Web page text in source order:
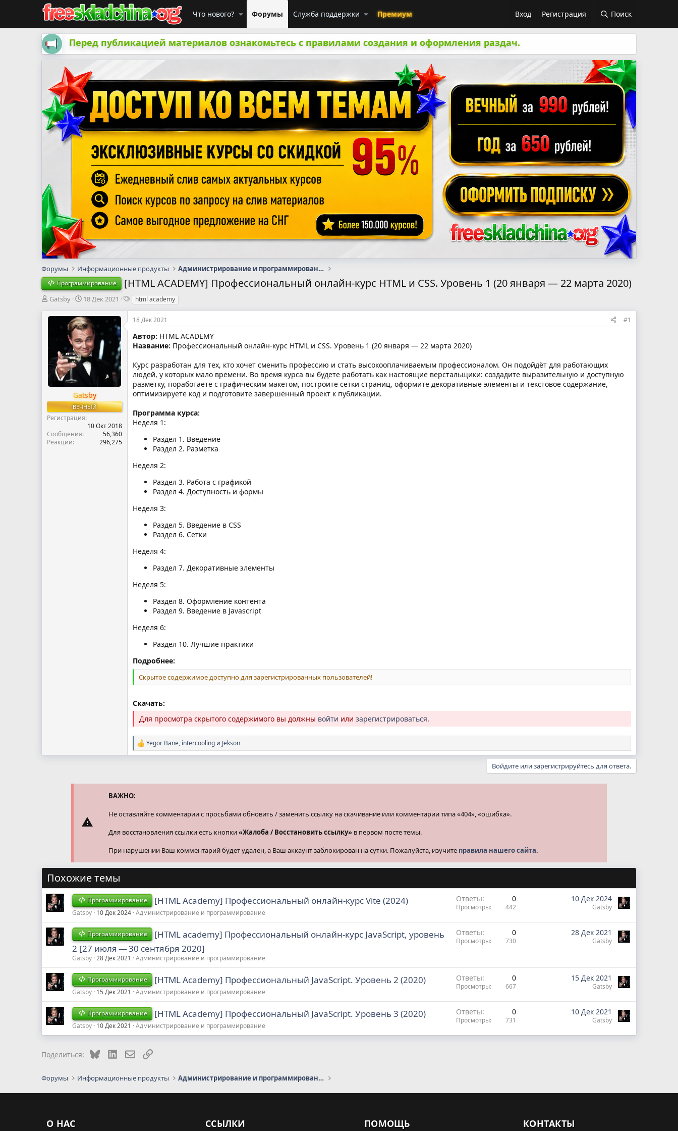
Что нового? Форумы Служба поддержки Премиум Вход Регистрация Поиск
Перед публикацией материалов ознакомьтесь с правилами создания и оформления раздач.
Форумы Информационные продукты Администрирование и программирование
Программирование [HTML ACADEMY] Профессиональный онлайн‑курс HTML и CSS. Уровень 1 (20 января — 22 марта 2020)
А
т
м
Gatsby
Д
т
а
н
а
ч
а
л
18 Дек 2021
Т
г
и
html academy
Gatsby
ВЕЧНЫЙ
Регистрация
10 Окт 2018
Сообщения
56,360
Реакции
296,275
18 Дек 2021 #1
Автор: HTML ACADEMY
Название: Профессиональный онлайн‑курс HTML и CSS. Уровень 1 (20 января — 22 марта 2020)
Курс разработан для тех, кто хочет сменить профессию и стать высокооплачиваемым профессионалом. Он подойдёт для работающих
людей, у которых мало времени. Во время курса вы будете работать как настоящие верстальщики: создадите выразительную и доступную
разметку, поработаете с графическим макетом, построите сетки страниц, оформите декоративные элементы и текстовое содержание,
оптимизируете код и подготовите завершённый проект к публикации.
Программа курса:
Неделя 1:
Раздел 1. Введение
Раздел 2. Разметка
Неделя 2:
Раздел 3. Работа с графикой
Раздел 4. Доступность и формы
Неделя 3:
Раздел 5. Введение в CSS
Раздел 6. Сетки
Неделя 4:
Раздел 7. Декоративные элементы
Неделя 5:
Раздел 8. Оформление контента
Раздел 9. Введение в Javascript
Неделя 6:
Раздел 10. Лучшие практики
Подробнее:
Скрытое содержимое доступно для зарегистрированных пользователей!
Скачать:
Для просмотра скрытого содержимого вы должны войти или зарегистрироваться.
Р
е
и
Yegor Bane, intercooling и Jekson
Войдите или зарегистрируйтесь для ответа.
ВАЖНО:
Не оставляйте комментарии с просьбами обновить / заменить ссылку на скачивание или комментарии типа «404», «ошибка».
Для восстановления ссылки есть кнопки«Жалоба / Восстановить ссылку» в первом посте темы.
При нарушении Ваш комментарий будет удален, а Ваш аккаунт заблокирован на сутки. Пожалуйста, изучите правила нашего сайта.
Похожие темы
Программирование [HTML Academy] Профессиональный онлайн-курс Vite (2024)
Gatsby 10 Дек 2024 Администрирование и программирование
Ответы 0
Просмотры 442
10 Дек 2024
Gatsby
Программирование
[HTML academy] Профессиональный онлайн‑курс JavaScript, уровень
2 [27 июля — 30 сентября 2020]
Gatsby 28 Дек 2021 Администрирование и программирование
Ответы 0
Просмотры 730
28 Дек 2021
Gatsby
Программирование [HTML Academy] Профессиональный JavaScript. Уровень 2 (2020)
Gatsby 15 Дек 2021 Администрирование и программирование
Ответы 0
Просмотры 667
15 Дек 2021
Gatsby
Программирование [HTML Academy] Профессиональный JavaScript. Уровень 3 (2020)
Gatsby 10 Дек 2021 Администрирование и программирование
Ответы 0
Просмотры 731
10 Дек 2021
Gatsby
Поделиться: BlueskyLinkedInЭлектронная почта
Ссылка
Форумы Информационные продукты Администрирование и программирование
О НАС ССЫЛКИ ПОМОЩЬ КОНТАКТЫ